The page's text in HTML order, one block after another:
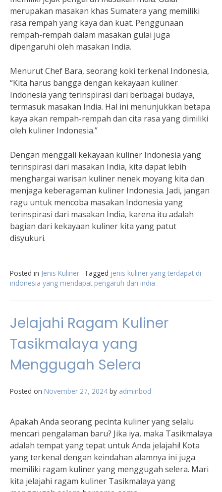
merupakan masakan khas Sumatera yang memiliki
rasa rempah yang kaya dan kuat. Penggunaan
rempah-rempah dalam masakan gulai juga
dipengaruhi oleh masakan India.
Menurut Chef Bara, seorang koki terkenal Indonesia,
“Kita harus bangga dengan kekayaan kuliner
Indonesia yang terinspirasi dari berbagai budaya,
termasuk masakan India. Hal ini menunjukkan betapa
kaya akan rempah-rempah dan cita rasa yang dimiliki
oleh kuliner Indonesia.”
Dengan menggali kekayaan kuliner Indonesia yang
terinspirasi dari masakan India, kita dapat lebih
menghargai warisan kuliner nenek moyang kita dan
menjaga keberagaman kuliner Indonesia. Jadi, jangan
ragu untuk mencoba masakan Indonesia yang
terinspirasi dari masakan India, karena itu adalah
bagian dari kekayaan kuliner kita yang patut
disyukuri.
Posted in Jenis Kuliner Tagged jenis kuliner yang terdapat di
indonesia yang mendapat pengaruh dari india
Jelajahi Ragam Kuliner
Tasikmalaya yang
Menggugah Selera
Posted on November 27, 2024 by adminbod
Apakah Anda seorang pecinta kuliner yang selalu
mencari pengalaman baru? Jika iya, maka Tasikmalaya
adalah tempat yang tepat untuk Anda jelajahi! Kota
yang terkenal dengan keindahan alamnya ini juga
memiliki ragam kuliner yang menggugah selera. Mari
kita jelajahi ragam kuliner Tasikmalaya yang